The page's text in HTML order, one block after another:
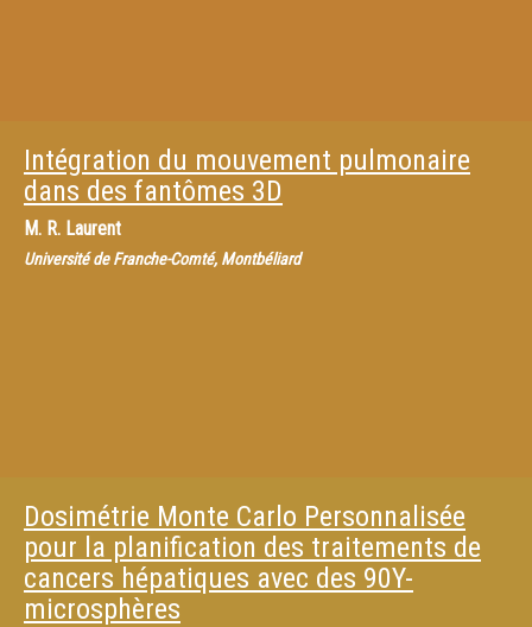
Intégration du mouvement pulmonaire
dans des fantômes 3D
M. R. Laurent
Université de Franche-Comté, Montbéliard
Dosimétrie Monte Carlo Personnalisée
pour la planification des traitements de
cancers hépatiques avec des 90Y-
microsphères